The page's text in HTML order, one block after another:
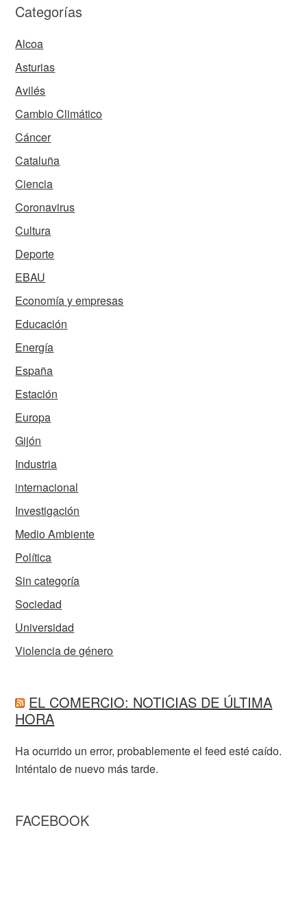
Categorías
Alcoa
Asturias
Avilés
Cambio Climático
Cáncer
Cataluña
Ciencia
Coronavirus
Cultura
Deporte
EBAU
Economía y empresas
Educación
Energía
España
Estación
Europa
Gijón
Industria
internacional
Investigación
Medio Ambiente
Política
Sin categoría
Sociedad
Universidad
Violencia de género
EL COMERCIO: NOTICIAS DE ÚLTIMA
HORA
Ha ocurrido un error, probablemente el feed esté caído.
Inténtalo de nuevo más tarde.
FACEBOOK